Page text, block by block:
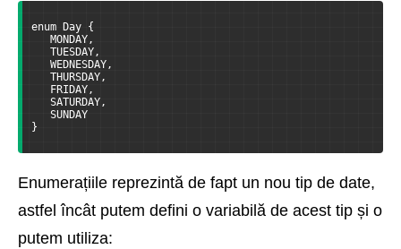
enum Day {
MONDAY,
TUESDAY,
WEDNESDAY,
THURSDAY,
FRIDAY,
SATURDAY,
SUNDAY
}
Enumerațiile reprezintă de fapt un nou tip de date,
astfel încât putem defini o variabilă de acest tip și o
putem utiliza: